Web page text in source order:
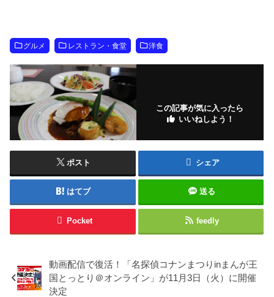
グルメ レストラン・食堂 洋食
この記事が気に入ったら
いいねしよう！
ポスト シェア
はてブ 送る
Pocket feedly
動画配信で復活！「名探偵コナンまつりinまんが王
国とっとり＠オンライン」が11月3日（火）に開催
決定